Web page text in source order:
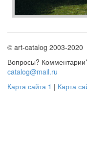
© art-catalog 2003-2020
Вопросы?
catalog@mail.ru
Карта сайта 1 | Карта